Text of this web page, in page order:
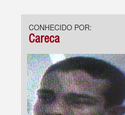
CONHECIDO POR:
Careca